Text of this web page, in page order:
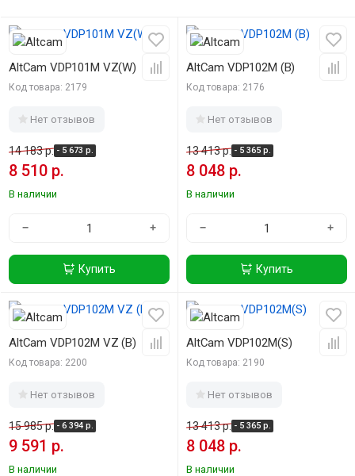
-40%
AltCam VDP101M VZ(W)
Код товара: 2179
Нет отзывов
14 183 р. - 5 673 р.
8 510 р.
В наличии
− +
Купить
-40%
AltCam VDP102M (B)
Код товара: 2176
Нет отзывов
13 413 р. - 5 365 р.
8 048 р.
В наличии
− +
Купить
-40%
AltCam VDP102M VZ (B)
Код товара: 2200
Нет отзывов
15 985 р. - 6 394 р.
9 591 р.
В наличии
-40%
AltCam VDP102M(S)
Код товара: 2190
Нет отзывов
13 413 р. - 5 365 р.
8 048 р.
В наличии